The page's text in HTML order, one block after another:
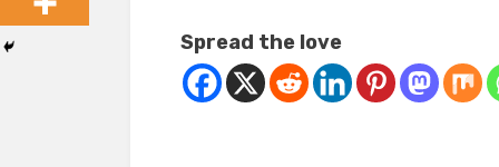
Spread the love